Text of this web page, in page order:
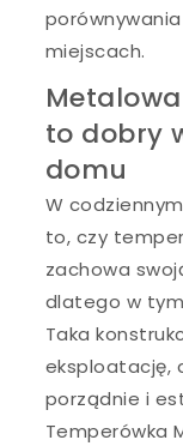
miejscach.
to dobry
domu
W
to, czy
zachowa
dlatego w
Taka
eksploatację,
porządnie i
Temperówka